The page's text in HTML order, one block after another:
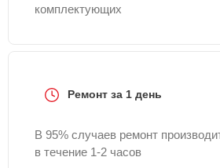
комплектующих
Ремонт за 1 день
В 95% случаев ремонт
в течение 1-2 часов